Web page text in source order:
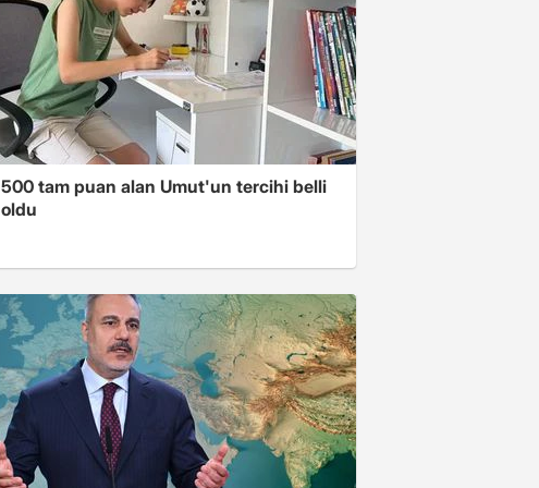
500 tam puan alan Umut'un tercihi belli
oldu